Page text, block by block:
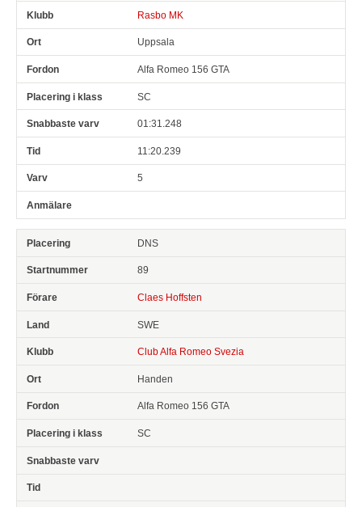
Rasbo MK
Uppsala
Alfa Romeo 156 GTA
SC
01:31.248
11:20.239
5
DNS
89
Claes Hoffsten
SWE
Club Alfa Romeo Svezia
Handen
Alfa Romeo 156 GTA
SC